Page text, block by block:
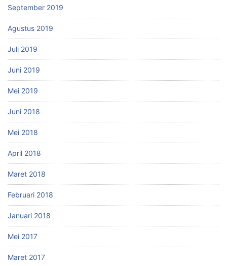
September 2019
Agustus 2019
Juli 2019
Juni 2019
Mei 2019
Juni 2018
Mei 2018
April 2018
Maret 2018
Februari 2018
Januari 2018
Mei 2017
Maret 2017